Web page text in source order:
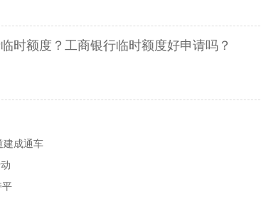
时额度？工商银行临时额度好申请吗？
建成通车
平